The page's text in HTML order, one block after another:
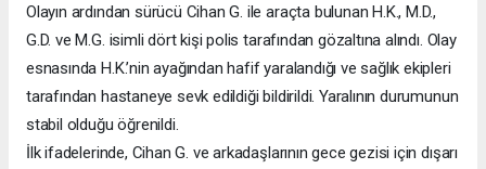
Olayın ardından sürücü Cihan G. ile araçta bulunan H.K., M.D.,
G.D. ve M.G. isimli dört kişi polis tarafından gözaltına alındı. Olay
esnasında H.K.’nin ayağından hafif yaralandığı ve sağlık ekipleri
tarafından hastaneye sevk edildiği bildirildi. Yaralının durumunun
stabil olduğu öğrenildi.
İlk ifadelerinde, Cihan G. ve arkadaşlarının gece gezisi için dışarı